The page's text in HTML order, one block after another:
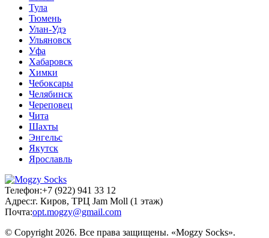
Тула
Тюмень
Улан-Удэ
Ульяновск
Уфа
Хабаровск
Химки
Чебоксары
Челябинск
Череповец
Чита
Шахты
Энгельс
Якутск
Ярославль
Телефон:+7 (922) 941 33 12
Адрес:г. Киров, ТРЦ Jam Moll (1 этаж)
Почта:opt.mogzy@gmail.com
© Copyright 2026. Все права защищены. «Mogzy Socks».